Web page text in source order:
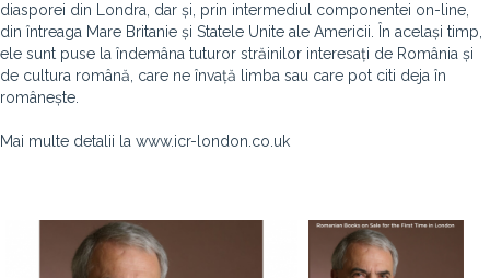
diasporei din Londra, dar și, prin intermediul componentei on-line,
din întreaga Mare Britanie și Statele Unite ale Americii. În același timp,
ele sunt puse la îndemâna tuturor străinilor interesați de România și
de cultura română, care ne învață limba sau care pot citi deja în
românește.
Mai multe detalii la www.icr-london.co.uk